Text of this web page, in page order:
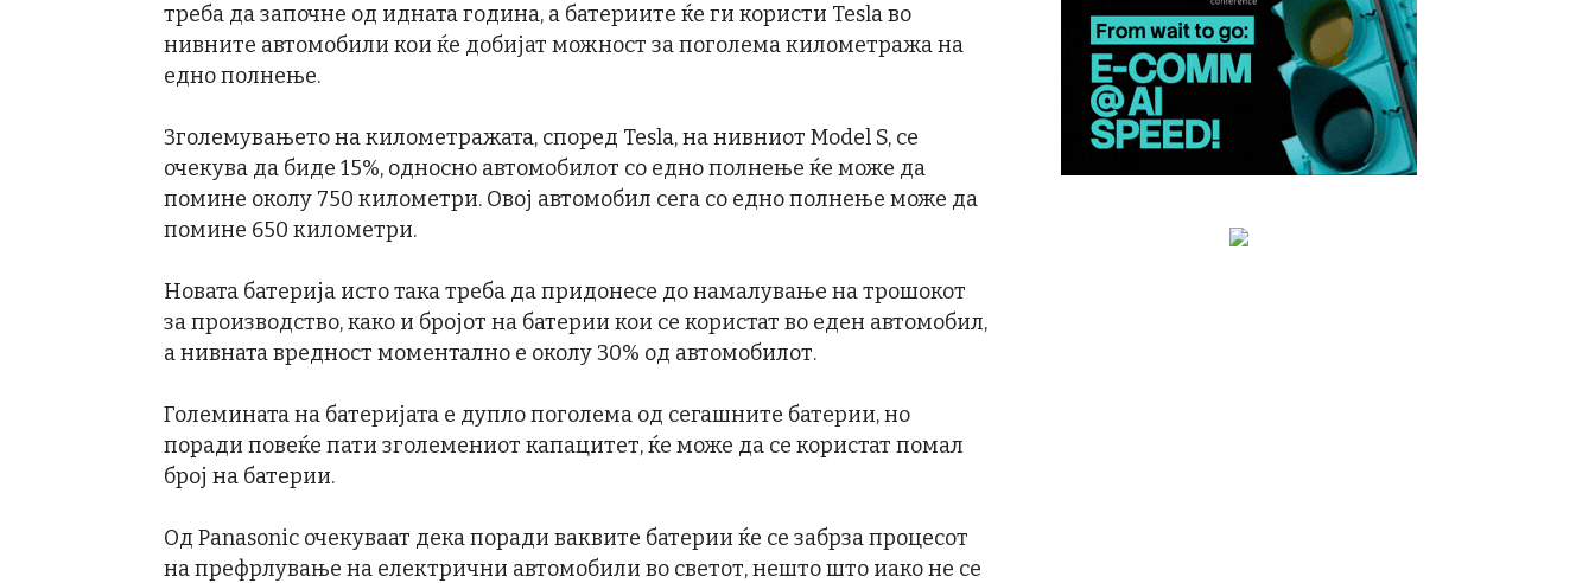
треба да започне од идната година, а батериите ќе ги користи Tesla во
нивните автомобили кои ќе добијат можност за поголема километража на
едно полнење.
Зголемувањето на километражата, според Tesla, на нивниот Model S, се
очекува да биде 15%, односно автомобилот со едно полнење ќе може да
помине околу 750 километри. Овој автомобил сега со едно полнење може да
помине 650 километри.
Новата батерија исто така треба да придонесе до намалување на трошокот
за производство, како и бројот на батерии кои се користат во еден автомобил,
а нивната вредност моментално е околу 30% од автомобилот.
Големината на батеријата е дупло поголема од сегашните батерии, но
поради повеќе пати зголемениот капацитет, ќе може да се користат помал
број на батерии.
Од Panasonic очекуваат дека поради ваквите батерии ќе се забрза процесот
на префрлување на електрични автомобили во светот, нешто што иако не се